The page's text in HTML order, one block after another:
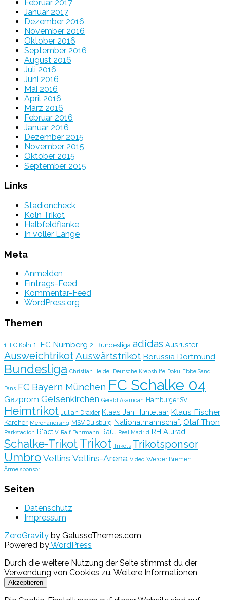
Februar 2017
Januar 2017
Dezember 2016
November 2016
Oktober 2016
September 2016
August 2016
Juli 2016
Juni 2016
Mai 2016
April 2016
März 2016
Februar 2016
Januar 2016
Dezember 2015
November 2015
Oktober 2015
September 2015
Links
Stadioncheck
Köln Trikot
Halbfeldflanke
In voller Länge
Meta
Anmelden
Eintrags-Feed
Kommentar-Feed
WordPress.org
Themen
1. FC Köln 1. FC Nürnberg 2. Bundesliga adidas Ausrüster
AusweichtrikotAuswärtstrikot Borussia Dortmund
Bundesliga Christian Heidel Deutsche Krebshilfe Doku Ebbe Sand
Fans FC Bayern München FC Schalke 04
Gazprom Gelsenkirchen Gerald Asamoah Hamburger SV
Heimtrikot Julian Draxler Klaas Jan Huntelaar Klaus Fischer
Kärcher Merchandising MSV Duisburg Nationalmannschaft Olaf Thon
Parkstadion R'activ Ralf Fährmann Raúl Real Madrid RH Alurad
Schalke-TrikotTrikot Trikots Trikotsponsor
Umbro Veltins Veltins-Arena Video Werder Bremen
Ärmelsponsor
Seiten
Datenschutz
Impressum
ZeroGravity by GalussoThemes.com
Powered byWordPress
Durch die weitere Nutzung der Seite stimmst du der
Verwendung von Cookies zu. Weitere Informationen
Akzeptieren